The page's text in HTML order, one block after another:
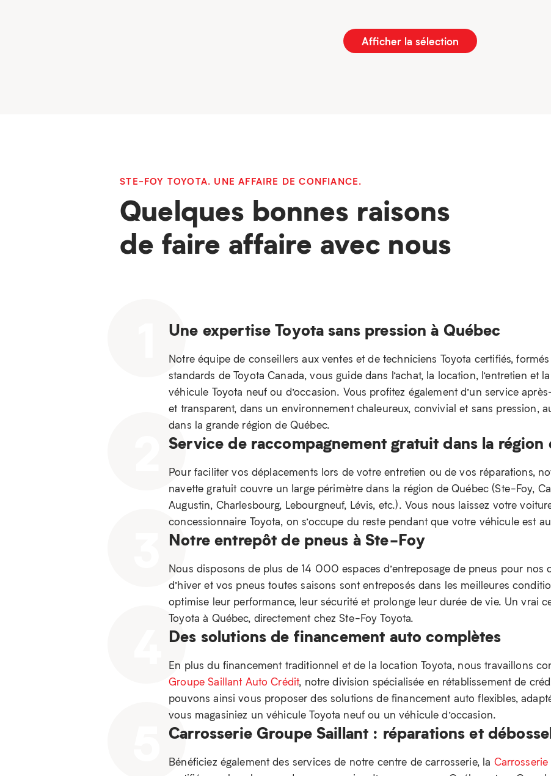
Afficher la sélection
STE-FOY TOYOTA. UNE AFFAIRE DE CONFIANCE.
Quelques bonnes raisons
de faire affaire avec nous
Une expertise Toyota sans pression à Québec
Notre équipe de conseillers aux ventes et de techniciens Toyota certifiés,
standards de Toyota Canada, vous guide dans l’achat, la location, l’entretien et
véhicule Toyota neuf ou d’occasion. Vous profitez également d’un service
et transparent, dans un environnement chaleureux, convivial et sans pression,
dans la grande région de Québec.
Service de raccompagnement gratuit dans la région
Pour faciliter vos déplacements lors de votre entretien ou de vos réparations,
navette gratuit couvre un large périmètre dans la région de Québec (Ste-Foy,
Augustin, Charlesbourg, Lebourgneuf, Lévis, etc.). Vous nous laissez votre
concessionnaire Toyota, on s’occupe du reste pendant que votre véhicule est
Notre entrepôt de pneus à Ste-Foy
Nous disposons de plus de 14 000 espaces d’entreposage de pneus pour nos
d’hiver et vos pneus toutes saisons sont entreposés dans les meilleures
optimise leur performance, leur sécurité et prolonge leur durée de vie. Un vrai
Toyota à Québec, directement chez Ste-Foy Toyota.
Des solutions de financement auto complètes
En plus du financement traditionnel et de la location Toyota, nous travaillons
Groupe Saillant Auto Crédit, notre division spécialisée en rétablissement de
pouvons ainsi vous proposer des solutions de financement auto flexibles,
vous magasiniez un véhicule Toyota neuf ou un véhicule d’occasion.
Carrosserie Groupe Saillant : réparations et
Bénéficiez également des services de notre centre de carrosserie, la